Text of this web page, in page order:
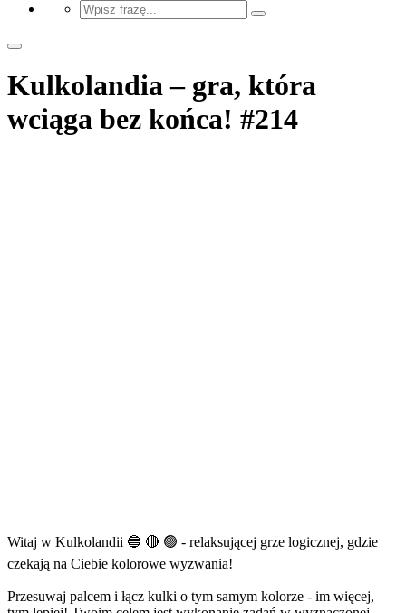
Kulkolandia – gra, która
wciąga bez końca! #214
Witaj w Kulkolandii 🔵 🔴 🟢 - relaksującej grze logicznej, gdzie
czekają na Ciebie kolorowe wyzwania!
Przesuwaj palcem i łącz kulki o tym samym kolorze - im więcej,